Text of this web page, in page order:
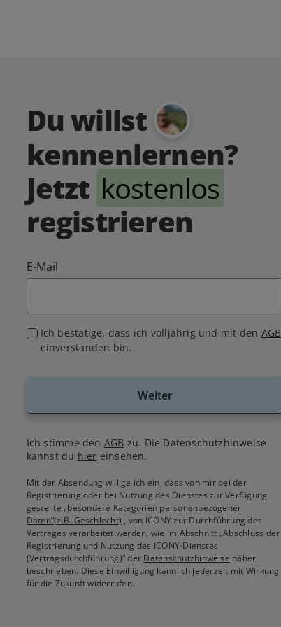
Du willst
kennenlernen?
Jetzt kostenlos
registrieren
E-Mail
Ich bestätige, dass ich volljährig und mit den AGB
einverstanden bin.
Weiter
Ich stimme den AGB zu. Die Datenschutzhinweise
kannst du hier einsehen.
Mit der Absendung willige ich ein, dass von mir bei der
Registrierung oder bei Nutzung des Dienstes zur Verfügung
gestellte„besondere Kategorien personenbezogener
Daten“(z.B. Geschlecht) , von ICONY zur Durchführung des
Vertrages verarbeitet werden, wie im Abschnitt „Abschluss der
Registrierung und Nutzung des ICONY-Dienstes
(Vertragsdurchführung)“ der Datenschutzhinweise näher
beschrieben. Diese Einwilligung kann ich jederzeit mit Wirkung
für die Zukunft widerrufen.